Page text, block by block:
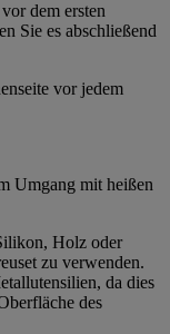
dem ersten
Sie es abschließend
vor jedem
Umgang mit heißen
Holz oder
zu verwenden.
da dies
des